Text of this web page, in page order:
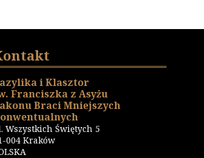
i Klasztor
Franciszka z Asyżu
Braci Mniejszych
Wszystkich Świętych 5
004 Kraków